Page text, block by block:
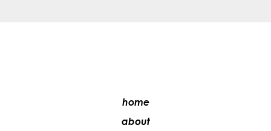
home
about